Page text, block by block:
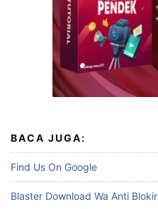
BACA JUGA:
Find Us On Google
Blaster Download Wa Anti Blokir